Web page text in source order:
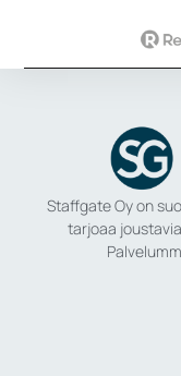
Staffgate Oy on
tarjoaa